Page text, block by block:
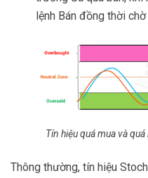
lệnh Bán đồng thời
Tín hiệu quá mua và
Thông thường, tín hiệu